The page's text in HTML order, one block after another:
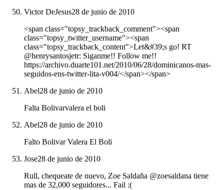
Victor DeJesus28 de junio de 2010
<span class="topsy_trackback_comment"><span
class="topsy_twitter_username"><span
class="topsy_trackback_content">Let&#39;s go! RT
@henrysantosjetr: Siganme!! Follow me!!
https://archivo.duarte101.net/2010/06/28/dominicanos-mas-
seguidos-ens-twitter-lita-v004/</span></span>
Abel28 de junio de 2010
Falta Bolivarvalera el boli
Abel28 de junio de 2010
Falto Bolivar Valera El Boli
Jose28 de junio de 2010
Rull, chequeate de nuevo, Zoe Saldaña @zoesaldana tiene
mas de 32,000 seguidores... Fail :(